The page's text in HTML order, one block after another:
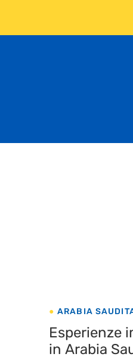
ARABIA
Esperienze
in Arabia